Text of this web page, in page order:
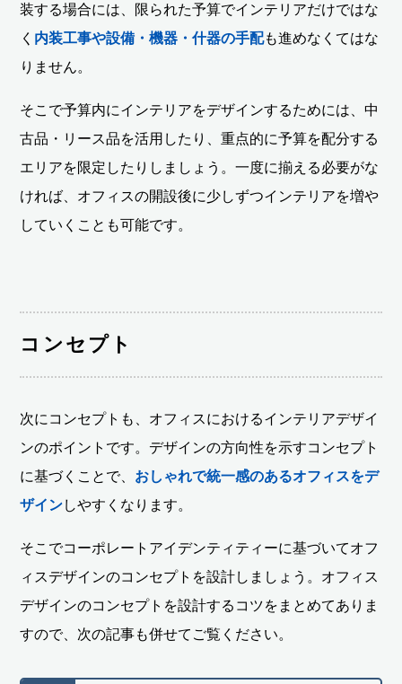
装する場合には、限られた予算でインテリアだけではな
く 内装工事や設備・機器・什器の手配も進めなくてはな
りません。
そこで予算内にインテリアをデザインするためには、中
古品・リース品を活用したり、重点的に予算を配分する
エリアを限定したりしましょう。一度に揃える必要がな
ければ、オフィスの開設後に少しずつインテリアを増や
していくことも可能です。
コンセプト
次にコンセプトも、オフィスにおけるインテリアデザイ
ンのポイントです。デザインの方向性を示すコンセプト
に基づくことで、 おしゃれで統一感のあるオフィスをデ
ザインしやすくなります。
そこでコーポレートアイデンティティーに基づいてオフ
ィスデザインのコンセプトを設計しましょう。オフィス
デザインのコンセプトを設計するコツをまとめてありま
すので、次の記事も併せてご覧ください。